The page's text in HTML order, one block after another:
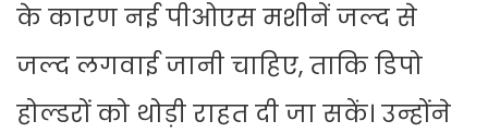
के कारण नई पीओएस मशीनें जल्द से
जल्द लगवाई जानी चाहिए, ताकि डिपो
होल्डरों को थोड़ी राहत दी जा सकें। उन्होंने